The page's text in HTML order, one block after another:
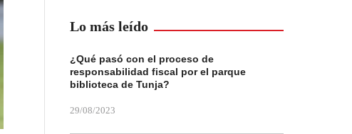
Lo más leído
¿Qué pasó con el proceso de
responsabilidad fiscal por el parque
biblioteca de Tunja?
29/08/2023